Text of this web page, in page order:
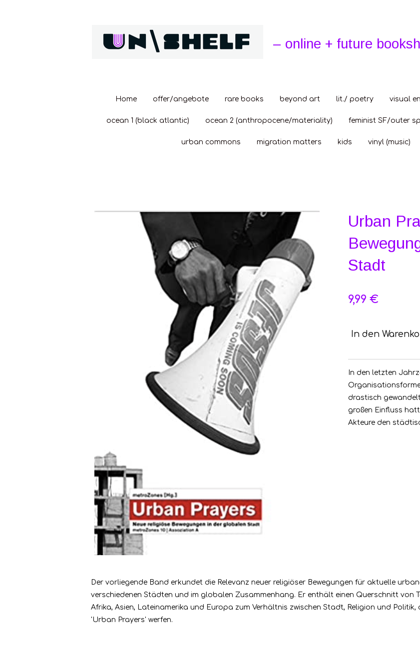
– online + future
Home offer/angebote rare books beyond art lit./ poetry visual
ocean 1 (black atlantic) ocean 2 (anthropocene/materiality) feminist SF/outer
urban commons migration matters kids vinyl (music)
Urban
Stadt
9,99 €
In den
In den letzten
drastisch
großen Einfluss
Akteure den
Der vorliegende Band erkundet die Relevanz neuer religiöser Bewegungen für aktuelle
verschiedenen Städten und im globalen Zusammenhang. Er enthält einen Querschnitt von
Afrika, Asien, Lateinamerika und Europa zum Verhältnis zwischen Stadt, Religion und
'Urban Prayers' werfen.